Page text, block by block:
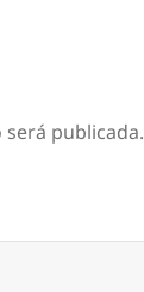
publicada.